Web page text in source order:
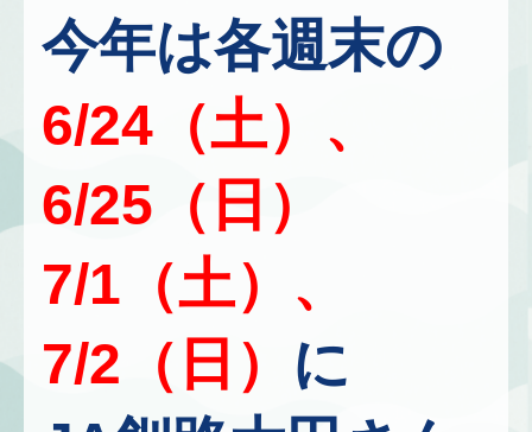
今年は各週末の
6/24（土）、
6/25（日）
7/1（土）、
7/2（日） に